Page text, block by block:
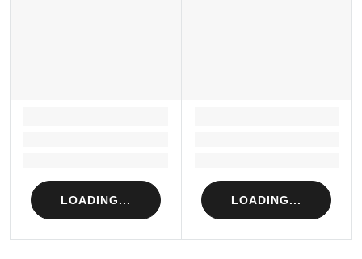
LOADING... LOADING...